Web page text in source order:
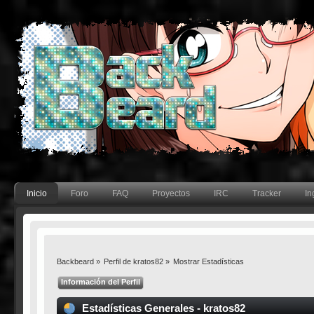
Inicio Foro FAQ Proyectos IRC Tracker
Backbeard» Perfil de kratos82» Mostrar Estadísticas
Información del Perfil
Estadísticas Generales - kratos82